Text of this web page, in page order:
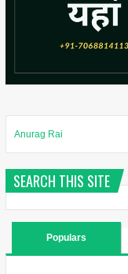
Anurag Rai
SEARCH THIS SITE
Populars